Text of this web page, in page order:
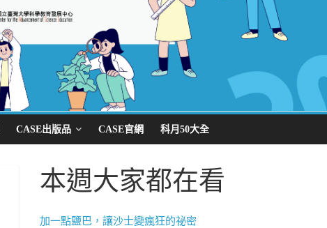
CASE出版品 CASE官網 科月50大全
本週大家都在看
加一點鹽巴，讓沙士變瘋狂的祕密